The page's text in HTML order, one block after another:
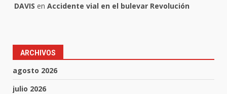
DAVIS en Accidente vial en el bulevar Revolución
ARCHIVOS
agosto 2026
julio 2026